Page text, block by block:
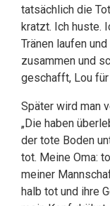
tatsächlich die
kratzt. Ich huste.
Tränen laufen
zusammen und
geschafft, Lou
Später wird man
„Die haben
der tote Boden
tot. Meine Oma:
meiner
halb tot und ihre